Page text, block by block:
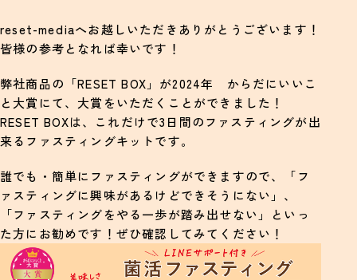
ナッツ類
発酵食品
回復食をコンビニで買う際の注意点
セブンイレブン編
ローソン編
ファミマ編
reset-mediaへお越しいただきありがとうございます！
皆様の参考となれば幸いです！
弊社商品の「RESET BOX」が2024年 からだにいいこ
と大賞にて、大賞をいただくことができました！
RESET BOXは、これだけで3日間のファスティングが出
来るファスティングキットです。
誰でも・簡単にファスティングができますので、「フ
ァスティングに興味があるけどできそうにない」、
「ファスティングをやる一歩が踏み出せない」といっ
た方にお勧めです！ぜひ確認してみてください！